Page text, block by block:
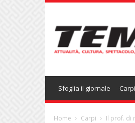
Sfoglia il giornale Carpi
Home Carpi Il prof. di